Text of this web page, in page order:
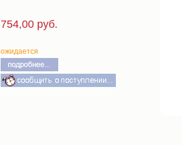
754,00 руб.
ожидается